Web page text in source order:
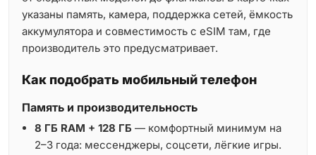
указаны память, камера, поддержка сетей, ёмкость
аккумулятора и совместимость с eSIM там, где
производитель это предусматривает.
Как подобрать мобильный телефон
Память и производительность
8 ГБ RAM + 128 ГБ — комфортный минимум на
2–3 года: мессенджеры, соцсети, лёгкие игры.